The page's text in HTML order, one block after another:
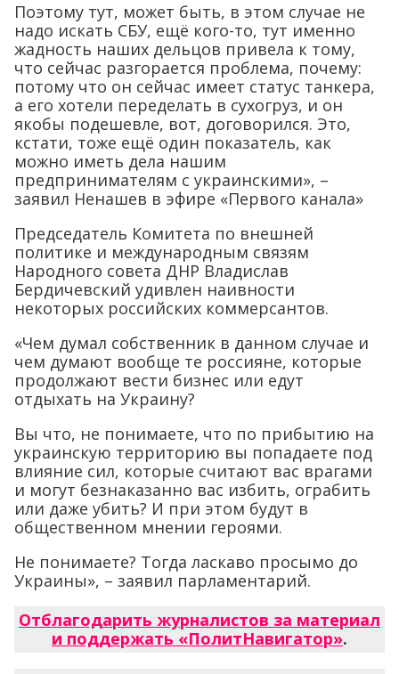
Поэтому тут, может быть, в этом случае не
надо искать СБУ, ещё кого-то, тут именно
жадность наших дельцов привела к тому,
что сейчас разгорается проблема, почему:
потому что он сейчас имеет статус танкера,
а его хотели переделать в сухогруз, и он
якобы подешевле, вот, договорился. Это,
кстати, тоже ещё один показатель, как
можно иметь дела нашим
предпринимателям с украинскими», –
заявил Ненашев в эфире «Первого канала»
Председатель Комитета по внешней
политике и международным связям
Народного совета ДНР Владислав
Бердичевский удивлен наивности
некоторых российских коммерсантов.
«Чем думал собственник в данном случае и
чем думают вообще те россияне, которые
продолжают вести бизнес или едут
отдыхать на Украину?
Вы что, не понимаете, что по прибытию на
украинскую территорию вы попадаете под
влияние сил, которые считают вас врагами
и могут безнаказанно вас избить, ограбить
или даже убить? И при этом будут в
общественном мнении героями.
Не понимаете? Тогда ласкаво просымо до
Украины», – заявил парламентарий.
Отблагодарить журналистов за материал
и поддержать «ПолитНавигатор».